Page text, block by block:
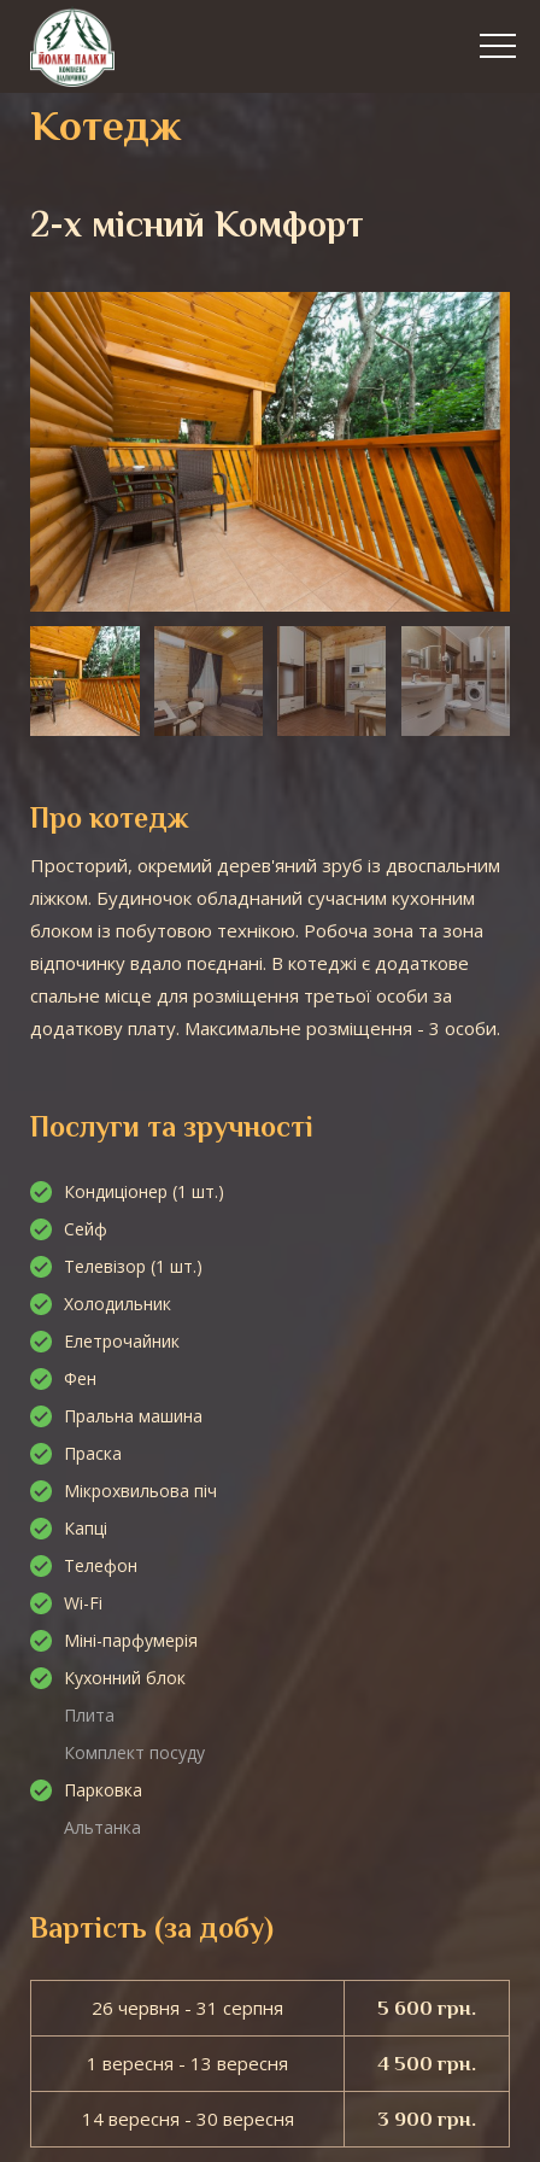
Котедж
2-х місний Комфорт
Про котедж
Просторий, окремий дерев'яний зруб із двоспальним
ліжком. Будиночок обладнаний сучасним кухонним
блоком із побутовою технікою. Робоча зона та зона
відпочинку вдало поєднані. В котеджі є додаткове
спальне місце для розміщення третьої особи за
додаткову плату. Максимальне розміщення - 3 особи.
Послуги та зручності
Кондиціонер (1 шт.)
Сейф
Телевізор (1 шт.)
Холодильник
Елетрочайник
Фен
Пральна машина
Праска
Мікрохвильова піч
Капці
Телефон
Wi-Fi
Міні-парфумерія
Кухонний блок
Плита
Комплект посуду
Парковка
Альтанка
Вартість (за добу)
26 червня - 31 серпня 5 600 грн.
1 вересня - 13 вересня 4 500 грн.
14 вересня - 30 вересня 3 900 грн.